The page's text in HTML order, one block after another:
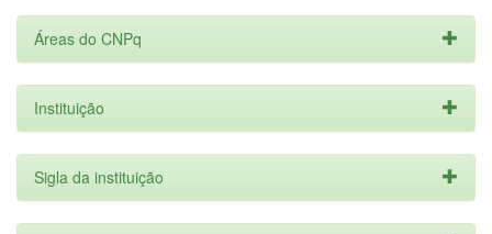
Áreas do CNPq
Instituição
Sigla da instituição